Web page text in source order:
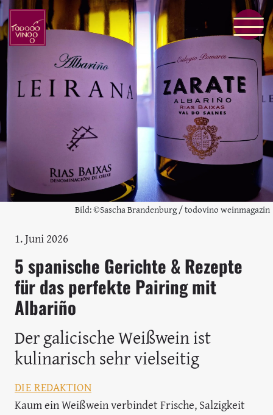
Bild: ©Sascha Brandenburg / todovino weinmagazin
1. Juni 2026
5 spanische Gerichte & Rezepte
für das perfekte Pairing mit
Albariño
Der galicische Weißwein ist
kulinarisch sehr vielseitig
DIE REDAKTION
Kaum ein Weißwein verbindet Frische, Salzigkeit